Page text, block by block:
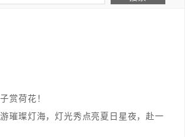
赏荷花！
璀璨灯海，灯光秀点亮夏日星夜，赴一